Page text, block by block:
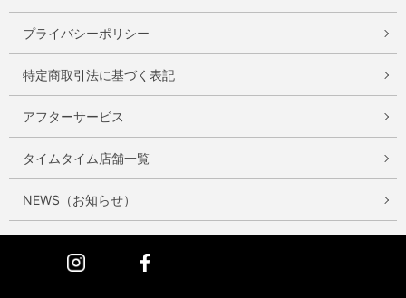
プライバシーポリシー
特定商取引法に基づく表記
アフターサービス
タイムタイム店舗一覧
NEWS（お知らせ）
Instagram